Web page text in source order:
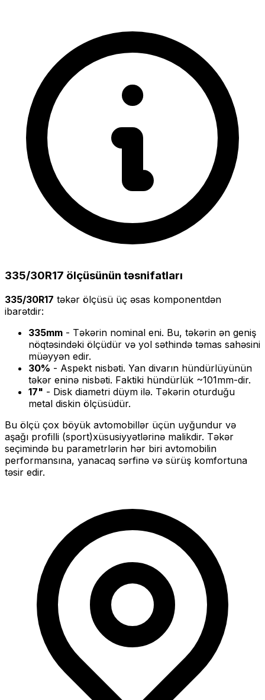
335/30R17 ölçüsünün təsnifatları
335/30R17 təkər ölçüsü üç əsas komponentdən
ibarətdir:
335mm - Təkərin nominal eni. Bu, təkərin ən geniş
nöqtəsindəki ölçüdür və yol səthində təmas sahəsini
müəyyən edir.
30% - Aspekt nisbəti. Yan divarın hündürlüyünün
təkər eninə nisbəti. Faktiki hündürlük ~101mm-dir.
17" - Disk diametri düym ilə. Təkərin oturduğu
metal diskin ölçüsüdür.
Bu ölçü çox böyük avtomobillər üçün uyğundur və
aşağı profilli (sport)xüsusiyyətlərinə malikdir. Təkər
seçimində bu parametrlərin hər biri avtomobilin
performansına, yanacaq sərfinə və sürüş komfortuna
təsir edir.